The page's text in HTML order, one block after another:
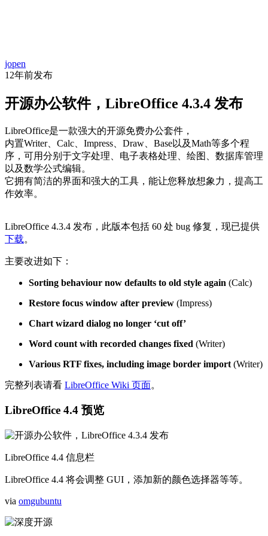
页讯目
jopen
12年前发布
开源办公软件，LibreOffice 4.3.4 发布
LibreOffice是一款强大的开源免费办公套件，
内置Writer、Calc、Impress、Draw、Base以及Math等多个程
序，可用分别于文字处理、电子表格处理、绘图、数据库管理
以及数学公式编辑。
它拥有简洁的界面和强大的工具，能让您释放想象力，提高工
作效率。
LibreOffice 4.3.4 发布，此版本包括 60 处 bug 修复，现已提供
下载。
主要改进如下：
Sorting behaviour now defaults to old style again (Calc)
Restore focus window after preview (Impress)
Chart wizard dialog no longer ‘cut off’
Word count with recorded changes fixed (Writer)
Various RTF fixes, including image border import (Writer)
完整列表请看 LibreOffice Wiki 页面。
LibreOffice 4.4 预览
LibreOffice 4.4 信息栏
LibreOffice 4.4 将会调整 GUI，添加新的颜色选择器等等。
via omgubuntu